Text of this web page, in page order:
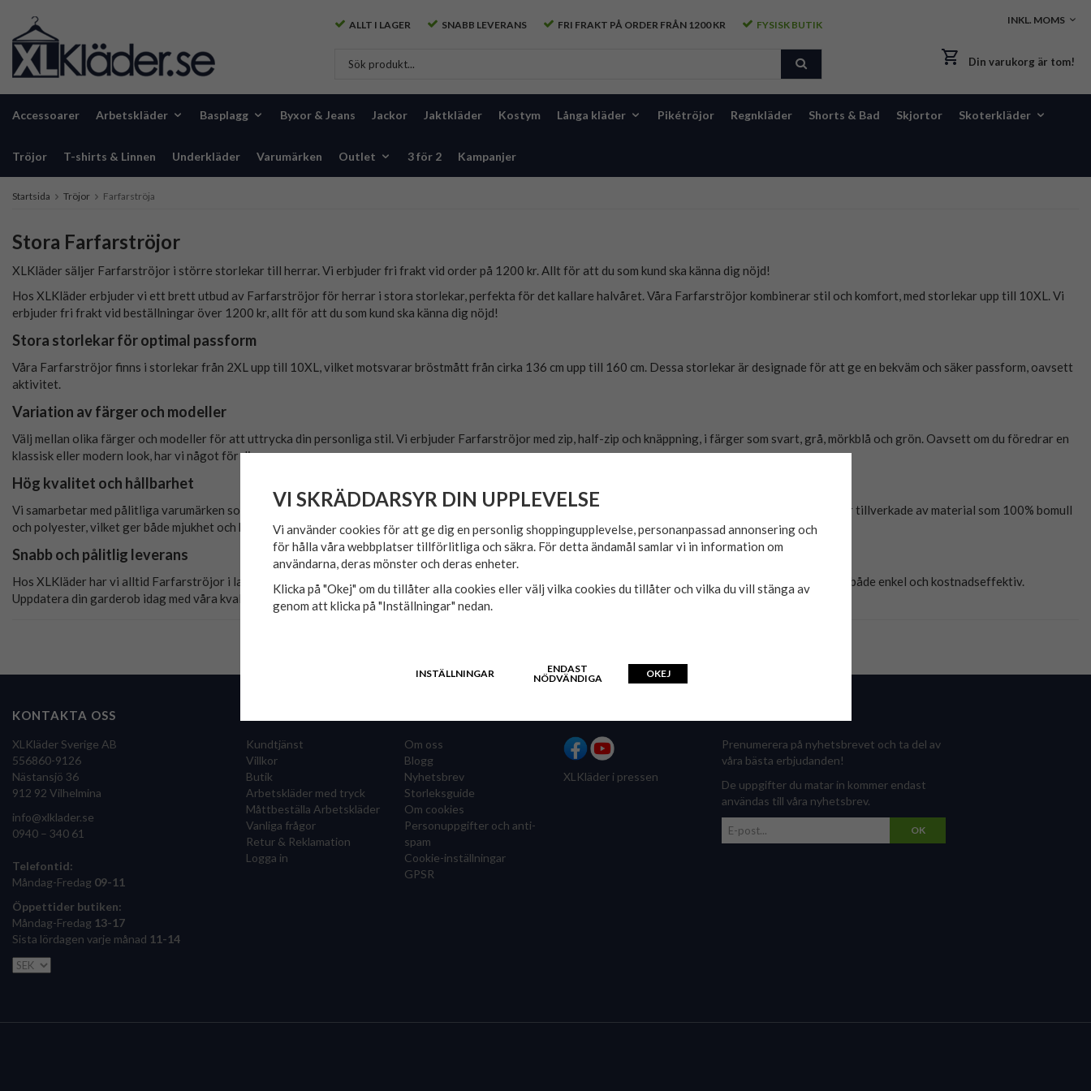
ALLT I LAGER SNABB LEVERANS FRI FRAKT PÅ ORDER FRÅN 1200 KR FYSISK BUTIK
Din varukorg är tom!
Accessoarer Arbetskläder Basplagg Byxor & Jeans Jackor Jaktkläder Kostym Långa kläder Pikétröjor Regnkläder Shorts & Bad Skjortor Skoterkläder
Tröjor T-shirts & Linnen Underkläder Varumärken Outlet 3 för 2 Kampanjer
Startsida Tröjor Farfarströja
Stora Farfarströjor
XLKläder säljer Farfarströjor i större storlekar till herrar. Vi erbjuder fri frakt vid order på 1200 kr. Allt för att du som kund ska känna dig nöjd!
Hos XLKläder erbjuder vi ett brett utbud av Farfarströjor för herrar i stora storlekar, perfekta för det kallare halvåret. Våra Farfarströjor kombinerar stil och komfort, med storlekar upp till 10XL. Vi
erbjuder fri frakt vid beställningar över 1200 kr, allt för att du som kund ska känna dig nöjd!
Stora storlekar för optimal passform
Våra Farfarströjor finns i storlekar från 2XL upp till 10XL, vilket motsvarar bröstmått från cirka 136 cm upp till 160 cm. Dessa storlekar är designade för att ge en bekväm och säker passform, oavsett
aktivitet.
Variation av färger och modeller
Välj mellan olika färger och modeller för att uttrycka din personliga stil. Vi erbjuder Farfarströjor med zip, half-zip och knäppning, i färger som svart, grå, mörkblå och grön. Oavsett om du föredrar en
klassisk eller modern look, har vi något för dig.
Hög kvalitet och hållbarhet
Vi samarbetar med pålitliga varumärken som BLEND, Jack & Jones, Marine och Tommy Hilfiger för att erbjuda Farfarströjor av hög kvalitet. Våra produkter är tillverkade av material som 100% bomull
och polyester, vilket ger både mjukhet och hållbarhet. De behåller sin form och färg även efter upprepad tvätt, vilket ger dig långvarig komfort.
Snabb och pålitlig leverans
Hos XLKläder har vi alltid Farfarströjor i lager, redo för snabb leverans. Vi erbjuder fri frakt på beställningar över 1200 kr, vilket gör din shoppingupplevelse både enkel och kostnadseffektiv.
Uppdatera din garderob idag med våra kvalitativa och bekväma Farfarströjor!
KONTAKTA OSS
XLKläder Sverige AB
556860-9126
Nästansjö 36
912 92 Vilhelmina
info@xlklader.se
0940 – 340 61
Telefontid:
Måndag-Fredag 09-11
Öppettider butiken:
Måndag-Fredag 13-17
Sista lördagen varje månad 11-14
Kundtjänst
Villkor
Butik
Arbetskläder med tryck
Måttbeställa Arbetskläder
Vanliga frågor
Retur & Reklamation
Logga in
Om oss
Blogg
Nyhetsbrev
Storleksguide
Om cookies
Personuppgifter och anti-
spam
Cookie-inställningar
GPSR
XLKläder i pressen
Prenumerera på nyhetsbrevet och ta del av
våra bästa erbjudanden!
De uppgifter du matar in kommer endast
användas till våra nyhetsbrev.
OK
VI SKRÄDDARSYR DIN UPPLEVELSE
Vi använder cookies för att ge dig en personlig shoppingupplevelse, personanpassad annonsering och
för hålla våra webbplatser tillförlitliga och säkra. För detta ändamål samlar vi in information om
användarna, deras mönster och deras enheter.
Klicka på "Okej" om du tillåter alla cookies eller välj vilka cookies du tillåter och vilka du vill stänga av
genom att klicka på "Inställningar" nedan.
INSTÄLLNINGAR
ENDAST
NÖDVÄNDIGA
OKEJ